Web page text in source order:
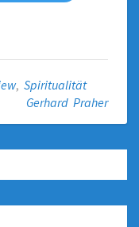
, Spiritualität
Gerhard Praher